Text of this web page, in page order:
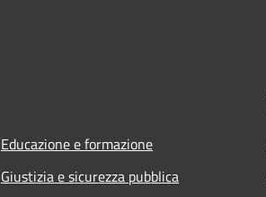
Educazione e formazione
Giustizia e sicurezza pubblica